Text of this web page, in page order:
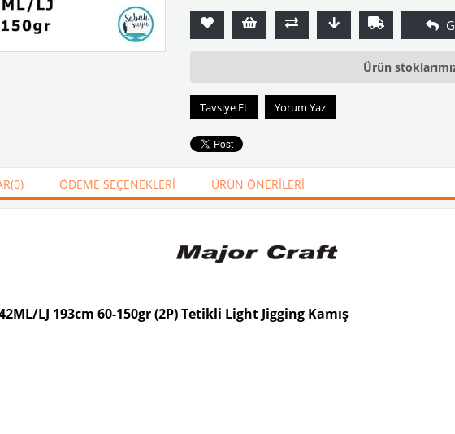
Ürün
Tavsiye Et Yorum Yaz
(0) ÖDEME SEÇENEKLERI ÜRÜN ÖNERILERI
LJ 193cm 60-150gr (2P) Tetikli Light Jigging Kamış